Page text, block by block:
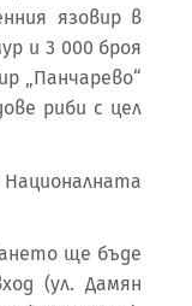
язовир в
и 3 000 броя
„Панчарево“
риби с цел
ще бъде
(ул. Дамян